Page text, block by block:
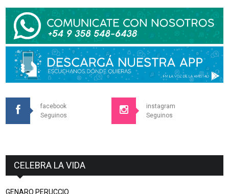
facebook
Seguinos
instagram
Seguinos
CELEBRA LA VIDA
GENARO PERUCCIO